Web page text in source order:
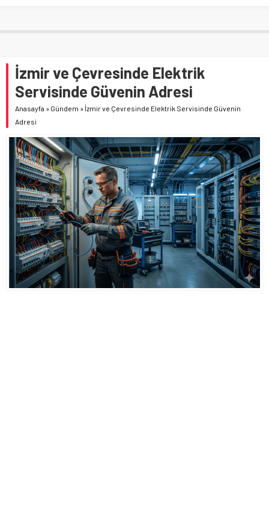
İzmir ve Çevresinde Elektrik
Servisinde Güvenin Adresi
Anasayfa » Gündem » İzmir ve Çevresinde Elektrik Servisinde Güvenin
Adresi